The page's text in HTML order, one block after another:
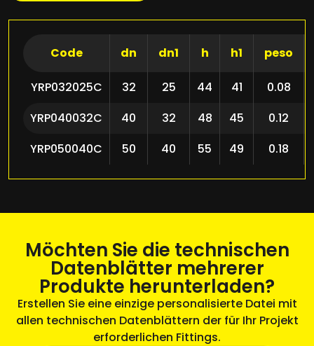
Code dn dn1 h h1 peso
YRP032025C 32 25 44 41 0.08
YRP040032C
40 32 48 45 0.12
YRP050040C
50 40 55 49 0.18
Möchten Sie die technischen
Datenblätter mehrerer
Produkte herunterladen?
Erstellen Sie eine einzige personalisierte Datei mit
allen technischen Datenblättern der für Ihr Projekt
erforderlichen Fittings.